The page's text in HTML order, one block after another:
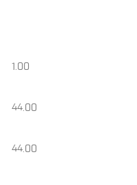
1.00
44.00
44.00